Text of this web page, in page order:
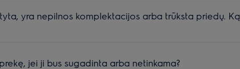
yra nepilnos komplektacijos arba trūksta priedų. Ką
jei ji bus sugadinta arba netinkama?